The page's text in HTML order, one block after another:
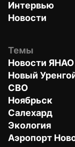
Интервью
Новости
Темы
Новости ЯНАО
Новый
СВО
Ноябрьск
Салехард
Экология
Аэропорт